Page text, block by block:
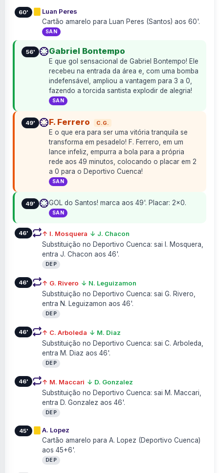
60'
Luan Peres
Cartão amarelo para Luan Peres (Santos) aos 60'.
SAN
56' Gabriel Bontempo
E que gol sensacional de Gabriel Bontempo! Ele
recebeu na entrada da área e, com uma bomba
indefensável, ampliou a vantagem para 3 a 0,
fazendo a torcida santista explodir de alegria!
SAN
49' F. Ferrero C.G.
E o que era para ser uma vitória tranquila se
transforma em pesadelo! F. Ferrero, em um
lance infeliz, empurra a bola para a própria
rede aos 49 minutos, colocando o placar em 2
a 0 para o Deportivo Cuenca!
SAN
49' GOL do Santos! marca aos 49'. Placar: 2×0.
SAN
46' ↑ I. Mosquera ↓ J. Chacon
Substituição no Deportivo Cuenca: sai I. Mosquera,
entra J. Chacon aos 46'.
DEP
46' ↑ G. Rivero ↓ N. Leguizamon
Substituição no Deportivo Cuenca: sai G. Rivero,
entra N. Leguizamon aos 46'.
DEP
46' ↑ C. Arboleda ↓ M. Diaz
Substituição no Deportivo Cuenca: sai C. Arboleda,
entra M. Diaz aos 46'.
DEP
46' ↑ M. Maccari ↓ D. Gonzalez
Substituição no Deportivo Cuenca: sai M. Maccari,
entra D. Gonzalez aos 46'.
DEP
45'
A. Lopez
Cartão amarelo para A. Lopez (Deportivo Cuenca)
aos 45+6'.
DEP